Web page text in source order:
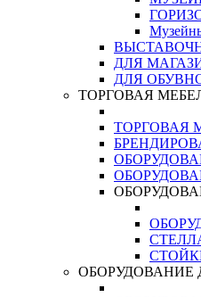
ДЛЯ
ДЛЯ
ТОРГОВАЯ
ТОРГОВАЯ
ОБОРУДОВАНИЕ